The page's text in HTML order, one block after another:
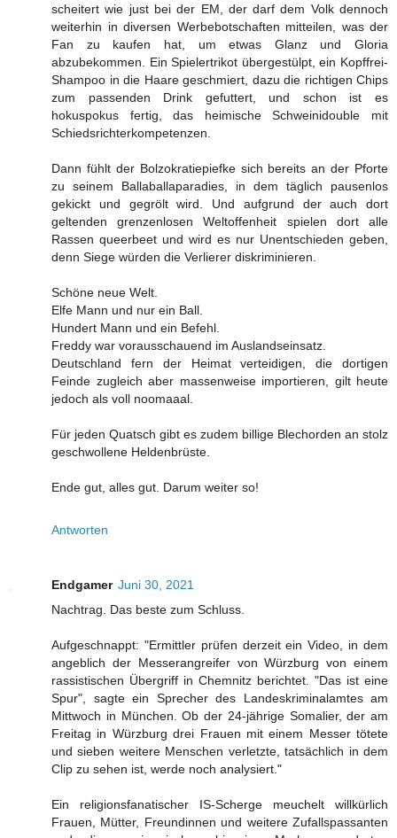
scheitert wie just bei der EM, der darf dem Volk dennoch
weiterhin in diversen Werbebotschaften mitteilen, was der
Fan zu kaufen hat, um etwas Glanz und Gloria
abzubekommen. Ein Spielertrikot übergestülpt, ein Kopffrei-
Shampoo in die Haare geschmiert, dazu die richtigen Chips
zum passenden Drink gefuttert, und schon ist es
hokuspokus fertig, das heimische Schweinidouble mit
Schiedsrichterkompetenzen.
Dann fühlt der Bolzokratiepiefke sich bereits an der Pforte
zu seinem Ballaballaparadies, in dem täglich pausenlos
gekickt und gegrölt wird. Und aufgrund der auch dort
geltenden grenzenlosen Weltoffenheit spielen dort alle
Rassen queerbeet und wird es nur Unentschieden geben,
denn Siege würden die Verlierer diskriminieren.
Schöne neue Welt.
Elfe Mann und nur ein Ball.
Hundert Mann und ein Befehl.
Freddy war vorausschauend im Auslandseinsatz.
Deutschland fern der Heimat verteidigen, die dortigen
Feinde zugleich aber massenweise importieren, gilt heute
jedoch als voll noomaaal.
Für jeden Quatsch gibt es zudem billige Blechorden an stolz
geschwollene Heldenbrüste.
Ende gut, alles gut. Darum weiter so!
Antworten
Endgamer Juni 30, 2021
Nachtrag. Das beste zum Schluss.
Aufgeschnappt: "Ermittler prüfen derzeit ein Video, in dem
angeblich der Messerangreifer von Würzburg von einem
rassistischen Übergriff in Chemnitz berichtet. "Das ist eine
Spur", sagte ein Sprecher des Landeskriminalamtes am
Mittwoch in München. Ob der 24-jährige Somalier, der am
Freitag in Würzburg drei Frauen mit einem Messer tötete
und sieben weitere Menschen verletzte, tatsächlich in dem
Clip zu sehen ist, werde noch analysiert."
Ein religionsfanatischer IS-Scherge meuchelt willkürlich
Frauen, Mütter, Freundinnen und weitere Zufallspassanten